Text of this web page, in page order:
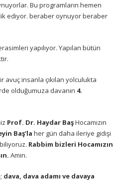
Bu programların hemen
ediyor. beraber oynuyor beraber
yapılıyor. Yapılan bütün
avuç insanla çıkılan yolculukta
olduğumuza davanın 4.
Prof. Dr. Haydar BaşHocamızın
Baş’la her gün daha ileriye gidişi
Rabbim bizleri Hocamızın
Amin.
dava, dava adamı ve davaya